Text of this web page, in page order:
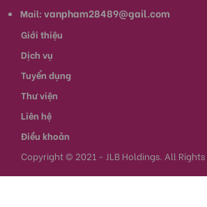
Mail: vanpham28489@gail.com
Giới thiệu
Dịch vụ
Tuyển dụng
Thư viện
Liên hệ
Điều khoản
Copyright © 2021 - JLB Holdings. All Rights